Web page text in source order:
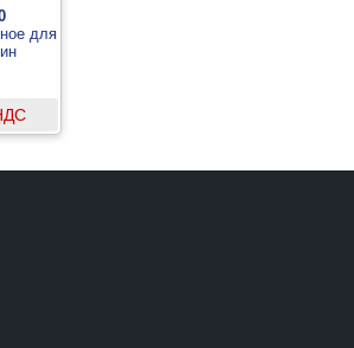
для